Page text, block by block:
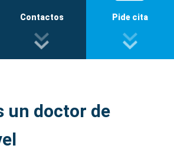
Contactos Pide cita
un doctor de